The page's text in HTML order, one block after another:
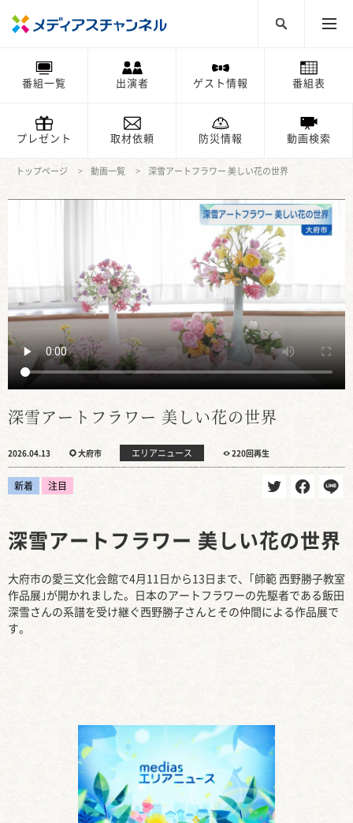
番組一覧 出演者 ゲスト情報 番組表
プレゼント 取材依頼 防災情報 動画検索
トップページ 動画一覧 深雪アートフラワー 美しい花の世界
深雪アートフラワー 美しい花の世界
2026.04.13 大府市 エリアニュース 220回再生
新着 注目
深雪アートフラワー 美しい花の世界
大府市の愛三文化会館で4月11日から13日まで、｢師範 西野勝子教室
作品展｣が開かれました。日本のアートフラワーの先駆者である飯田
深雪さんの系譜を受け継ぐ西野勝子さんとその仲間による作品展で
す。